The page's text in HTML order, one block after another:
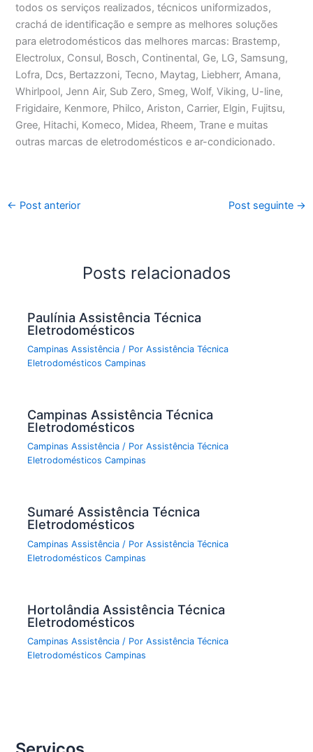
todos os serviços realizados, técnicos uniformizados,
crachá de identificação e sempre as melhores soluções
para eletrodomésticos das melhores marcas: Brastemp,
Electrolux, Consul, Bosch, Continental, Ge, LG, Samsung,
Lofra, Dcs, Bertazzoni, Tecno, Maytag, Liebherr, Amana,
Whirlpool, Jenn Air, Sub Zero, Smeg, Wolf, Viking, U-line,
Frigidaire, Kenmore, Philco, Ariston, Carrier, Elgin, Fujitsu,
Gree, Hitachi, Komeco, Midea, Rheem, Trane e muitas
outras marcas de eletrodomésticos e ar-condicionado.
← Post anterior Post seguinte →
Posts relacionados
Paulínia Assistência Técnica
Eletrodomésticos
Campinas Assistência / PorAssistência Técnica
Eletrodomésticos Campinas
Campinas Assistência Técnica
Eletrodomésticos
Campinas Assistência / PorAssistência Técnica
Eletrodomésticos Campinas
Sumaré Assistência Técnica
Eletrodomésticos
Campinas Assistência / PorAssistência Técnica
Eletrodomésticos Campinas
Hortolândia Assistência Técnica
Eletrodomésticos
Campinas Assistência / PorAssistência Técnica
Eletrodomésticos Campinas